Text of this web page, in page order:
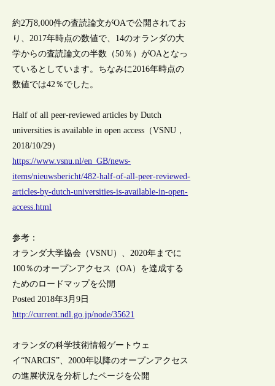
約2万8,000件の査読論文がOAで公開されてお
り、2017年時点の数値で、14のオランダの大
学からの査読論文の半数（50％）がOAとなっ
ているとしています。ちなみに2016年時点の
数値では42％でした。
Half of all peer-reviewed articles by Dutch
universities is available in open access（VSNU，
2018/10/29）
https://www.vsnu.nl/en_GB/news-
items/nieuwsbericht/482-half-of-all-peer-reviewed-
articles-by-dutch-universities-is-available-in-open-
access.html
参考：
オランダ大学協会（VSNU）、2020年までに
100％のオープンアクセス（OA）を達成する
ためのロードマップを公開
Posted 2018年3月9日
http://current.ndl.go.jp/node/35621
オランダの科学技術情報ゲートウェ
イ“NARCIS”、2000年以降のオープンアクセス
の進展状況を分析したページを公開